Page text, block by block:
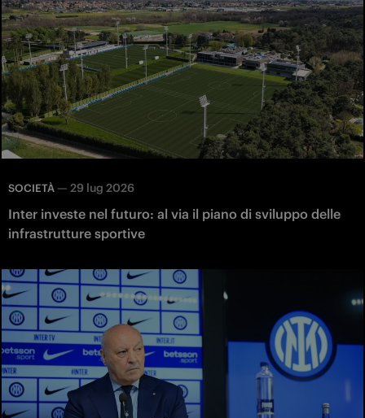
SOCIETÀ — 29 lug 2026
Inter investe nel futuro: al via il piano di sviluppo delle
infrastrutture sportive